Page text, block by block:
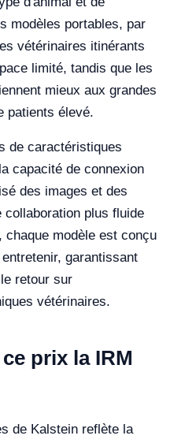
modèles portables, par
vétérinaires itinérants
limité, tandis que les
mieux aux grandes
patients élevé.
de caractéristiques
capacité de connexion
des images et des
plus fluide
modèle est conçu
garantissant
retour sur
vétérinaires.
prix la IRM
de Kalstein reflète la